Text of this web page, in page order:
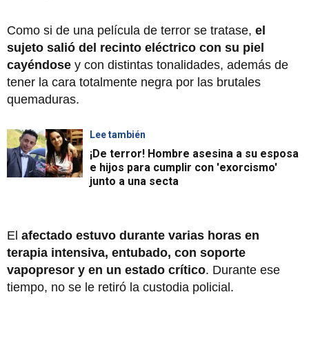
Como si de una película de terror se tratase, el
sujeto salió del recinto eléctrico con su piel
cayéndose y con distintas tonalidades, además de
tener la cara totalmente negra por las brutales
quemaduras.
Lee también
¡De terror! Hombre asesina a su esposa
e hijos para cumplir con 'exorcismo'
junto a una secta
El afectado estuvo durante varias horas en
terapia intensiva, entubado, con soporte
vapopresor y en un estado crítico. Durante ese
tiempo, no se le retiró la custodia policial.